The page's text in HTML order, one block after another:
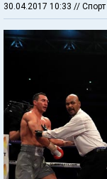
30.04.2017 10:33 // Спорт